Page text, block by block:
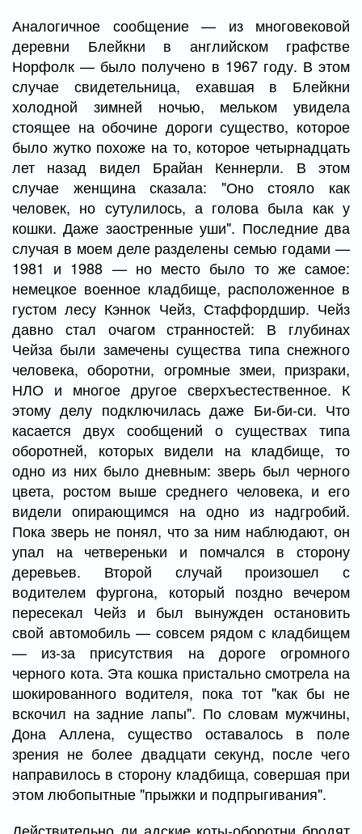
Аналогичное сообщение — из многовековой
деревни Блейкни в английском графстве
Норфолк — было получено в 1967 году. В этом
случае свидетельница, ехавшая в Блейкни
холодной зимней ночью, мельком увидела
стоящее на обочине дороги существо, которое
было жутко похоже на то, которое четырнадцать
лет назад видел Брайан Кеннерли. В этом
случае женщина сказала: "Оно стояло как
человек, но сутулилось, а голова была как у
кошки. Даже заостренные уши". Последние два
случая в моем деле разделены семью годами —
1981 и 1988 — но место было то же самое:
немецкое военное кладбище, расположенное в
густом лесу Кэннок Чейз, Стаффордшир. Чейз
давно стал очагом странностей: В глубинах
Чейза были замечены существа типа снежного
человека, оборотни, огромные змеи, призраки,
НЛО и многое другое сверхъестественное. К
этому делу подключилась даже Би-би-си. Что
касается двух сообщений о существах типа
оборотней, которых видели на кладбище, то
одно из них было дневным: зверь был черного
цвета, ростом выше среднего человека, и его
видели опирающимся на одно из надгробий.
Пока зверь не понял, что за ним наблюдают, он
упал на четвереньки и помчался в сторону
деревьев. Второй случай произошел с
водителем фургона, который поздно вечером
пересекал Чейз и был вынужден остановить
свой автомобиль — совсем рядом с кладбищем
— из-за присутствия на дороге огромного
черного кота. Эта кошка пристально смотрела на
шокированного водителя, пока тот "как бы не
вскочил на задние лапы". По словам мужчины,
Дона Аллена, существо оставалось в поле
зрения не более двадцати секунд, после чего
направилось в сторону кладбища, совершая при
этом любопытные "прыжки и подпрыгивания".